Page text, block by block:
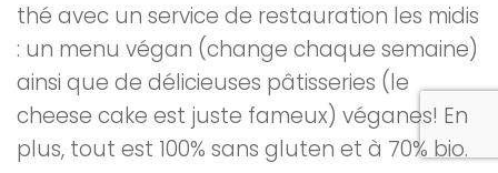
thé avec un service de restauration les midis
: un menu végan (change chaque semaine)
ainsi que de délicieuses pâtisseries (le
cheese cake est juste fameux) véganes! En
plus, tout est 100% sans gluten et à 70% bio.